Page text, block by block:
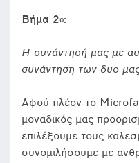
Βήμα 2ο:
Η συνάντησή μας με
συνάντηση των δυο
Αφού πλέον το
μοναδικός μας
επιλέξουμε τους
συνομιλήσουμε με